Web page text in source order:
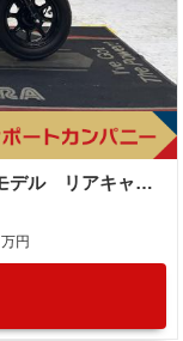
ヤマハ ＪＯＧ ＡＹ０１型 ２０１８年モデル リアキャリア
万円